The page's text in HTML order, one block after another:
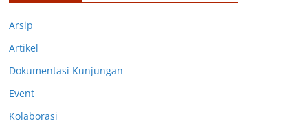
Arsip
Artikel
Dokumentasi Kunjungan
Event
Kolaborasi